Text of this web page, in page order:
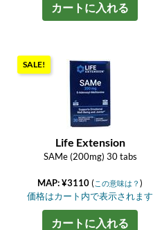
カートに入れる
SALE!
Life Extension
SAMe (200mg) 30 tabs
MAP: ¥3110(この意味は？)
価格はカート内で表示されます
カートに入れる